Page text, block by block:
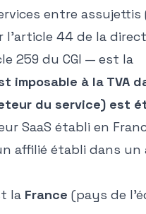
entre assujettis
l'article 44 de la
259 du CGI — est la
imposable à la TVA
du service) est
SaaS établi en
affilié établi dans un
la France (pays de